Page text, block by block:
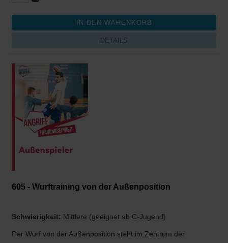
DETAILS
605 - Wurftraining von der Außenposition
Schwierigkeit: Mittlere (geeignet ab C-Jugend)
Der Wurf von der Außenposition steht im Zentrum der